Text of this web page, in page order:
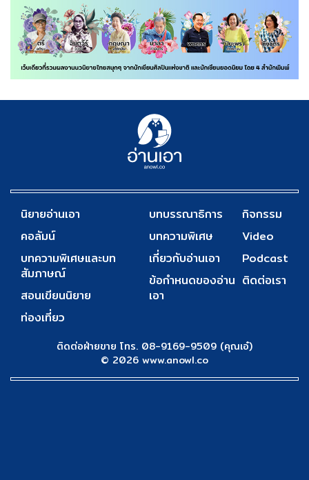
นิยายอ่านเอา
คอลัมน์
บทความพิเศษและบท
สัมภาษณ์
สอนเขียนนิยาย
ท่องเที่ยว
บทบรรณาธิการ
บทความพิเศษ
เกี่ยวกับอ่านเอา
ข้อกำหนดของอ่าน
เอา
กิจกรรม
Video
Podcast
ติดต่อเรา
ติดต่อฝ่ายขาย โทร. 08-9169-9509 (คุณเอ๋)
© 2026 www.anowl.co